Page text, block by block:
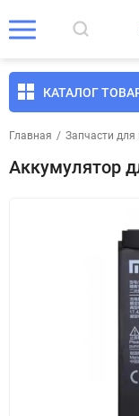
КАТАЛОГ
Главная / Запчасти
Аккумулятор